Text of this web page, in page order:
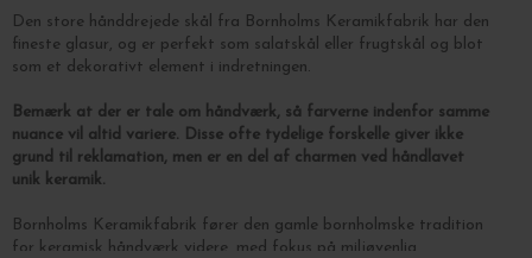
Den store hånddrejede skål fra Bornholms Keramikfabrik har den
fineste glasur, og er perfekt som salatskål eller frugtskål og blot
som et dekorativt element i indretningen.
Bemærk at der er tale om håndværk, så farverne indenfor samme
nuance vil altid variere. Disse ofte tydelige forskelle giver ikke
grund til reklamation, men er en del af charmen ved håndlavet
unik keramik.
Bornholms Keramikfabrik fører den gamle bornholmske tradition
for keramisk håndværk videre, med fokus på miljøvenlig